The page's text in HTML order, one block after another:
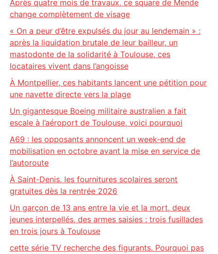
Après quatre mois de travaux, ce square de Mende
change complètement de visage
« On a peur d’être expulsés du jour au lendemain » :
après la liquidation brutale de leur bailleur, un
mastodonte de la solidarité à Toulouse, ces
locataires vivent dans l’angoisse
À Montpellier, ces habitants lancent une pétition pour
une navette directe vers la plage
Un gigantesque Boeing militaire australien a fait
escale à l’aéroport de Toulouse, voici pourquoi
A69 : les opposants annoncent un week-end de
mobilisation en octobre avant la mise en service de
l’autoroute
À Saint-Denis, les fournitures scolaires seront
gratuites dès la rentrée 2026
Un garçon de 13 ans entre la vie et la mort, deux
jeunes interpellés, des armes saisies : trois fusillades
en trois jours à Toulouse
cette série TV recherche des figurants. Pourquoi pas